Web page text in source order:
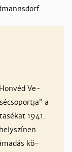
Ve­
a
1941.
kö­